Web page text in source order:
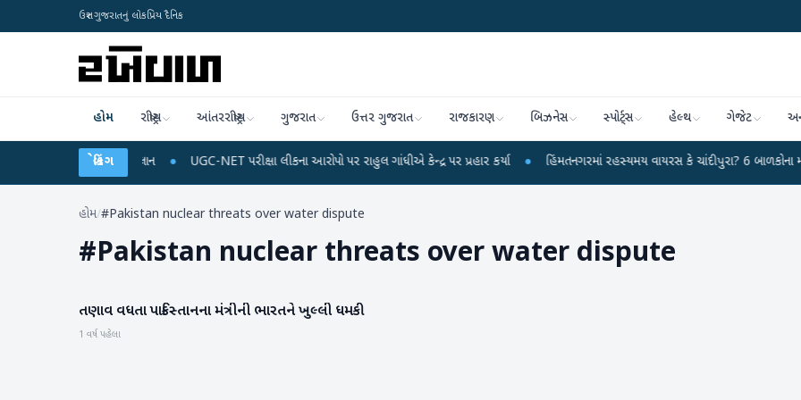
ઉત્તર ગુજરાતનું લોકપ્રિય દૈનિક
હોમ રાષ્ટ્રીય આંતરરાષ્ટ્રીય ગુજરાત ઉત્તર ગુજરાત રાજકારણ બિઝનેસ સ્પોર્ટ્સ હેલ્થ ગેજેટ
બ્રેકિંગ
અને ડેટા પ્લાન UGC-NET પરીક્ષા લીકના આરોપો પર રાહુલ ગાંધીએ કેન્દ્ર પર પ્રહાર કર્યા ● હિંમતનગરમાં રહસ્યમય વાયરસ કે ચાંદીપુરા? 6 બાળકોના મોતથી
હોમ/#Pakistan nuclear threats over water dispute
#Pakistan nuclear threats over water dispute
રાષ્ટ્રીય
તણાવ વધતા પાકિસ્તાનના મંત્રીની ભારતને ખુલ્લી ધમકી
1 વર્ષ પહેલા